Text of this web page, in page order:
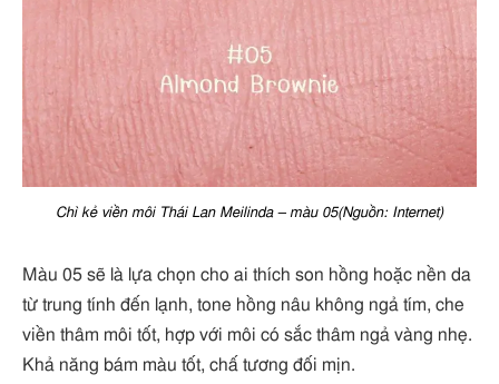
Chì kẻ viền môi Thái Lan Meilinda – màu 05(Nguồn: Internet)
Màu 05 sẽ là lựa chọn cho ai thích son hồng hoặc nền da
từ trung tính đến lạnh, tone hồng nâu không ngả tím, che
viền thâm môi tốt, hợp với môi có sắc thâm ngả vàng nhẹ.
Khả năng bám màu tốt, chấ tương đối mịn.